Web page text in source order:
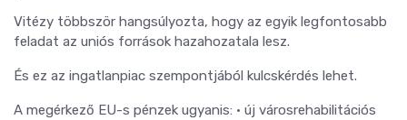
Vitézy többször hangsúlyozta, hogy az egyik legfontosabb
feladat az uniós források hazahozatala lesz.
És ez az ingatlanpiac szempontjából kulcskérdés lehet.
A megérkező EU-s pénzek ugyanis: • új városrehabilitációs